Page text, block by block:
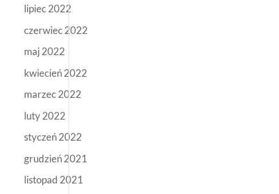
lipiec 2022
czerwiec 2022
maj 2022
kwiecień 2022
marzec 2022
luty 2022
styczeń 2022
grudzień 2021
listopad 2021